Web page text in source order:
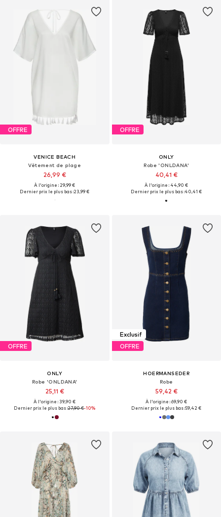
OFFRE
VENICE BEACH
Vêtement de plage
26,99 €
À l'origine : 29,99 €
Dernier prix le plus bas :23,99 €
OFFRE
ONLY
Robe 'ONLDANA'
40,41 €
À l'origine : 44,90 €
Dernier prix le plus bas :40,41 €
OFFRE
ONLY
Robe 'ONLDANA'
25,11 €
À l'origine : 39,90 €
Dernier prix le plus bas :27,90 €-10%
Exclusif
OFFRE
HOERMANSEDER
Robe
59,42 €
À l'origine : 69,90 €
Dernier prix le plus bas :59,42 €